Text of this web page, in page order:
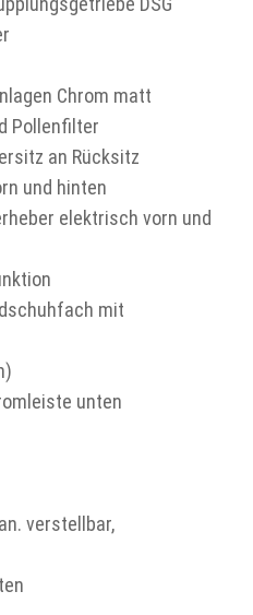
Chrom matt
Pollenfilter
an Rücksitz
und hinten
elektrisch vorn und
mit
unten
verstellbar,